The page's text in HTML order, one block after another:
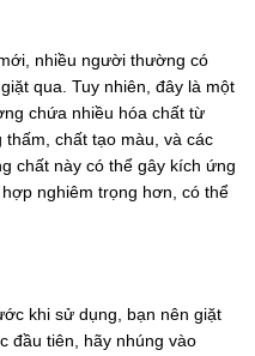
nhiều người thường có
qua. Tuy nhiên, đây là một
chứa nhiều hóa chất từ
chất tạo màu, và các
chất này có thể gây kích ứng
nghiêm trọng hơn, có thể
khi sử dụng, bạn nên giặt
đầu tiên, hãy nhúng vào